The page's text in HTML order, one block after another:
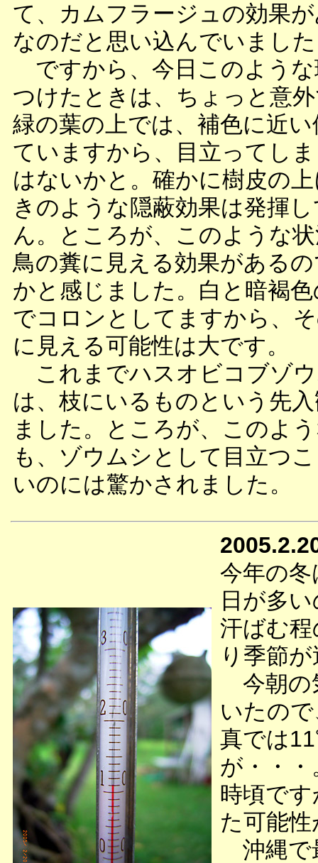
て、カムフラージュの効果
なのだと思い込んでいまし
ですから、今日このような
つけたときは、ちょっと意
緑の葉の上では、補色に近
ていますから、目立ってし
はないかと。確かに樹皮の
きのような隠蔽効果は発揮
ん。ところが、このような
鳥の糞に見える効果がある
かと感じました。白と暗褐
でコロンとしてますから、
に見える可能性は大です。
これまでハスオビコブゾ
は、枝にいるものという先
ました。ところが、このよ
も、ゾウムシとして目立つ
いのには驚かされました。
今年の
日が多
汗ばむ
り季節
今朝の
いたの
真では
が・・
時頃で
た可能
沖縄で